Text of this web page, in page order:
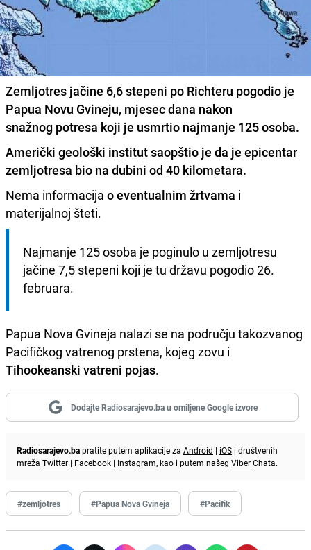
Zemljotres jačine 6,6 stepeni po Richteru pogodio je
Papua Novu Gvineju, mjesec dana nakon
snažnog potresa koji je usmrtio najmanje 125 osoba.
Američki geološki institut saopštio je da je epicentar
zemljotresa bio na dubini od 40 kilometara.
Nema informacija o eventualnim žrtvama i
materijalnoj šteti.
Najmanje 125 osoba je poginulo u zemljotresu
jačine 7,5 stepeni koji je tu državu pogodio 26.
februara.
Papua Nova Gvineja nalazi se na području takozvanog
Pacifičkog vatrenog prstena, kojeg zovu i
Tihookeanski vatreni pojas.
Dodajte Radiosarajevo.ba u omiljene Google izvore
Radiosarajevo.bapratite putem aplikacije za Android | iOS i društvenih
mreža Twitter | Facebook | Instagram, kao i putem našeg ViberChata.
#zemljotres #Papua Nova Gvineja #Pacifik